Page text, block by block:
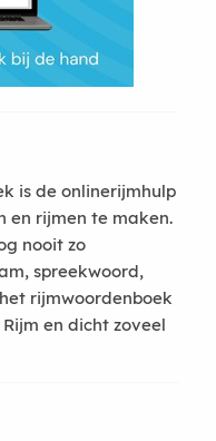
is de onlinerijmhulp
en rijmen te maken.
nooit zo
spreekwoord,
rijmwoordenboek
en dicht zoveel